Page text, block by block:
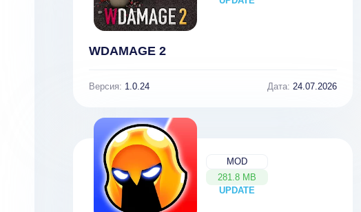
WDAMAGE 2
Версия: 1.0.24 Дата: 24.07.2026
MOD
281.8 MB
UPDATE
NEW